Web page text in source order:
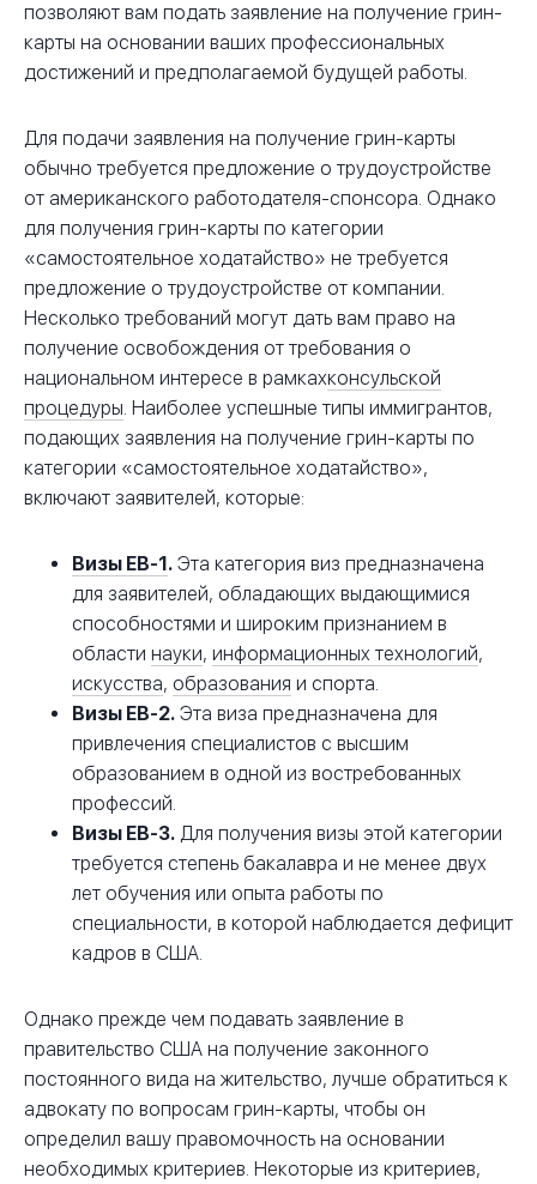
позволяют вам подать заявление на получение грин-
карты на основании ваших профессиональных
достижений и предполагаемой будущей работы.
Для подачи заявления на получение грин-карты
обычно требуется предложение о трудоустройстве
от американского работодателя-спонсора. Однако
для получения грин-карты по категории
«самостоятельное ходатайство» не требуется
предложение о трудоустройстве от компании.
Несколько требований могут дать вам право на
получение освобождения от требования о
национальном интересе в рамкахконсульской
процедуры. Наиболее успешные типы иммигрантов,
подающих заявления на получение грин-карты по
категории «самостоятельное ходатайство»,
включают заявителей, которые:
Визы EB-1. Эта категория виз предназначена
для заявителей, обладающих выдающимися
способностями и широким признанием в
области науки, информационных технологий,
искусства, образования и спорта.
Визы EB-2. Эта виза предназначена для
привлечения специалистов с высшим
образованием в одной из востребованных
профессий.
Визы EB-3. Для получения визы этой категории
требуется степень бакалавра и не менее двух
лет обучения или опыта работы по
специальности, в которой наблюдается дефицит
кадров в США.
Однако прежде чем подавать заявление в
правительство США на получение законного
постоянного вида на жительство, лучше обратиться к
адвокату по вопросам грин-карты, чтобы он
определил вашу правомочность на основании
необходимых критериев. Некоторые из критериев,